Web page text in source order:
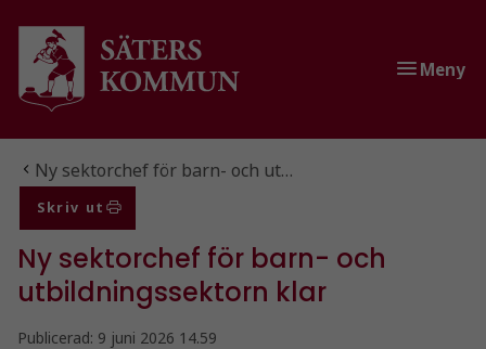
Gå till innehåll
Gå till huvudmeny
Meny
Du är här:
Ny sektorchef för barn- och ut…
Skriv ut
Ny sektorchef för barn- och
utbildningssektorn klar
Publicerad: 9 juni 2026 14.59